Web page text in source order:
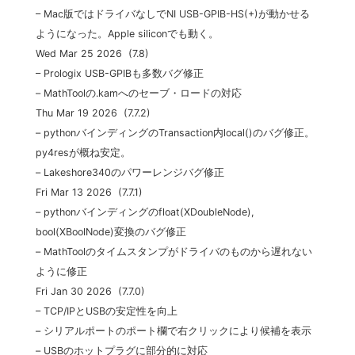
– Mac版ではドライバなしでNI USB-GPIB-HS(+)が動かせる
ようになった。Apple siliconでも動く。
Wed Mar 25 2026 (7.8)
– Prologix USB-GPIBも多数バグ修正
– MathToolの.kamへのセーブ・ロードの対応
Thu Mar 19 2026 (7.7.2)
– pythonバインディングのTransaction内local()のバグ修正。
py4resが概ね安定。
– Lakeshore340のパワーレンジバグ修正
Fri Mar 13 2026 (7.7.1)
– pythonバインディングのfloat(XDoubleNode),
bool(XBoolNode)変換のバグ修正
– MathToolのタイムスタンプがドライバのものから遅れない
ように修正
Fri Jan 30 2026 (7.7.0)
– TCP/IPとUSBの安定性を向上
– シリアルポートのポート欄で右クリックにより候補を表示
– USBのホットプラグに部分的に対応